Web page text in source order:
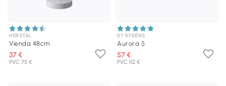
HERSTAL
Vienda 48cm
37 €
PVC 75 €
BY RYDÉNS
Aurora 5
57 €
PVC 112 €